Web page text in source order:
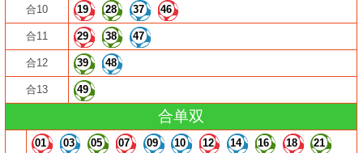
合10 19 28 37 46
合11 29 38 47
合12 39 48
合13 49
合单双
01 03 05 07 09 10 12 14 16 18 21